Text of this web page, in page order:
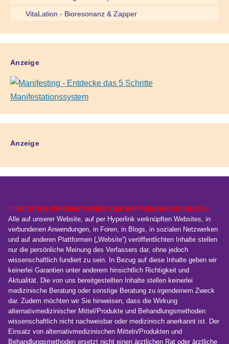
VitaLation - Bioresonanz & Zapper
Anzeige
Anzeige
!!! WICHTIGE INFORMATIONEN ZUM HAFTUNGSAUSSCHLUSS:
Alle auf unserer Website, auf per Hyperlink verknüpften Websites, in
verbundenen Anwendungen, in Foren, in Blogs, in sozialen Netzwerken
und auf anderen Plattformen („Website”) veröffentlichten Inhalte stellen
nur die persönliche Meinung des Verfassers dar, ohne jedoch
wissenschaftlich fundiert zu sein. In Bezug auf diese Inhalte geben wir
keinerlei Garantien unter anderem hinsichtlich Richtigkeit und
Aktualität. Die von uns bereitgestellten Inhalte stellen keinerlei
medizinische Beratung oder sonstige Beratung zu irgendeinem Zweck
dar. Zudem möchten wir Sie hinweisen, dass die Wirkung
alternativmedizinischer Mittel/Produkte und Behandlungsmethoden
wissenschaftlich nicht nachweisbar oder medizinisch anerkannt ist. Der
Einsatz von alternativmedizinischen Mitteln/Produkten und
Behandlungsmethoden ersetzt nicht einen ärztlichen Rat oder ärztliche